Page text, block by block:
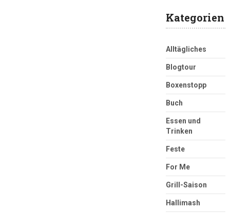
Kategorien
Alltägliches
Blogtour
Boxenstopp
Buch
Essen und
Trinken
Feste
For Me
Grill-Saison
Hallimash